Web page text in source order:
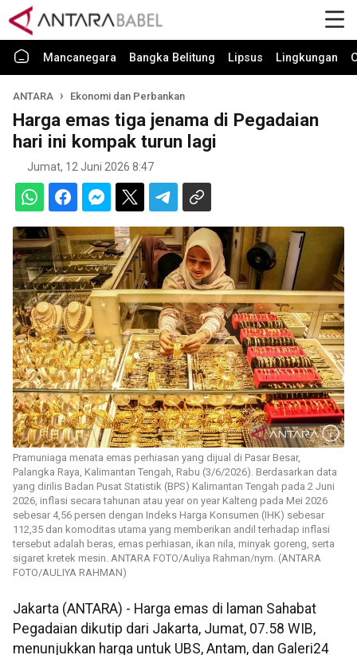
Mancanegara Bangka Belitung Lipsus Lingkungan
ANTARA Ekonomi dan Perbankan
Harga emas tiga jenama di Pegadaian
hari ini kompak turun lagi
Jumat, 12 Juni 2026 8:47
Pramuniaga menata emas perhiasan yang dijual di Pasar Besar,
Palangka Raya, Kalimantan Tengah, Rabu (3/6/2026). Berdasarkan data
yang dirilis Badan Pusat Statistik (BPS) Kalimantan Tengah pada 2 Juni
2026, inflasi secara tahunan atau year on year Kalteng pada Mei 2026
sebesar 4,56 persen dengan Indeks Harga Konsumen (IHK) sebesar
112,35 dan komoditas utama yang memberikan andil terhadap inflasi
tersebut adalah beras, emas perhiasan, ikan nila, minyak goreng, serta
sigaret kretek mesin. ANTARA FOTO/Auliya Rahman/nym. (ANTARA
FOTO/AULIYA RAHMAN)
Jakarta (ANTARA) - Harga emas di laman Sahabat
Pegadaian dikutip dari Jakarta, Jumat, 07.58 WIB,
menunjukkan harga untuk UBS, Antam, dan Galeri24